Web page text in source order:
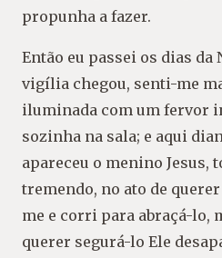
propunha a fazer.
Então eu passei os dias da
vigília chegou, senti-me
iluminada com um fervor
sozinha na sala; e aqui
apareceu o menino Jesus,
tremendo, no ato de
me e corri para abraçá-lo,
querer segurá-lo Ele